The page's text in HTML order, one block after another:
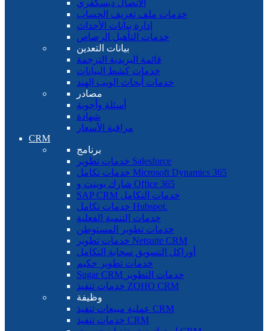
الاتصال ديسكفري
خدمات ملف تعريف الحساب
إدارة بيانات الأحداث
خدمات التأهيل الرصاص
بيانات التعدين
قائمة البريدية الترجمة
خدمات كشط البيانات
خدمات أبحاث الويب الهند
مصادر
أسئلة وأجوبة
شهادة
مراقبة الأسعار
CRM
برنامج
خدمات تطوير Salesforce
خدمات تكامل Microsoft Dynamics 365
شارك بوينت و Office 365
SAP CRM خدمات التكامل
خدمات تكامل Hubspot.
خدمات التنمية الفعلية
خدمات تطوير المستوطن
خدمات تطوير Netsuite CRM
أوراكل التسويق سحابة التكامل
خدمات تطوير حكيم
Sugar CRM خدمات التطوير
خدمات تنفيذ ZOHO CRM
وظيفة
عملية مبيعات تنفيذ CRM
خدمات تنفيذ CRM